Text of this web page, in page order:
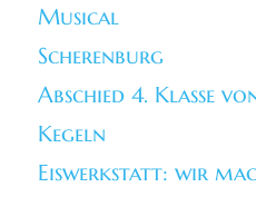
Musical
Scherenburg
Abschied 4. Klasse
Kegeln
Eiswerkstatt: wir